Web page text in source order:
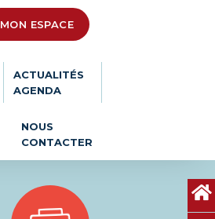
MON ESPACE
ACTUALITÉS
AGENDA
NOUS
CONTACTER